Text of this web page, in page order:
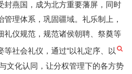
封燕国，成为北方重要藩屏，同时
理体系，巩固疆域。礼乐制上，
礼仪规范，规范诸侯朝聘、祭奠等
等社会礼仪，通过“以礼定序、以
文化认同，让分权管理下的各方势